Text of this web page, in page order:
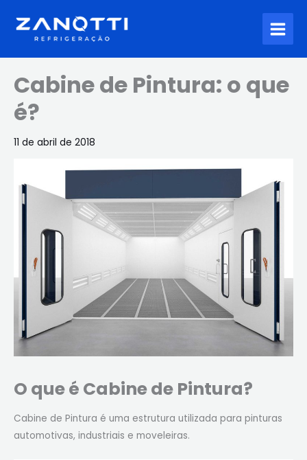
para
conteúdo
Cabine de Pintura: o que
é?
11 de abril de 2018
O que é Cabine de Pintura?
Cabine de Pintura é uma estrutura utilizada para pinturas
automotivas, industriais e moveleiras.